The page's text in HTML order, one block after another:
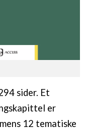
sider. Et
er
12 tematiske